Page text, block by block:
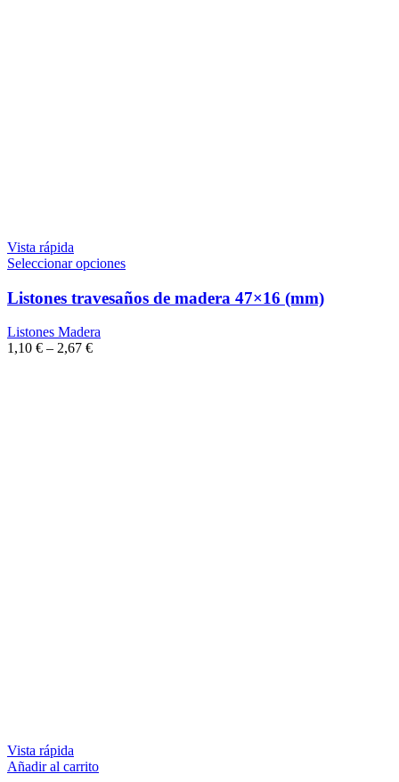
Vista rápida
Seleccionar opciones
Listones travesaños de madera 47×16 (mm)
Listones Madera
1,10 € – 2,67 €
Vista rápida
Añadir al carrito